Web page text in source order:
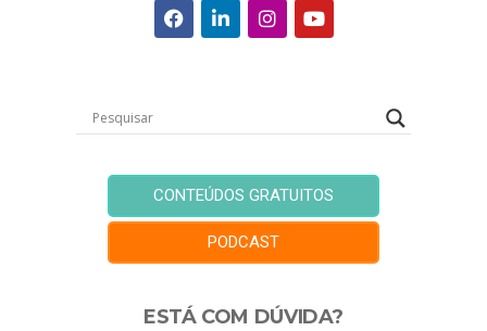
CONTEÚDOS GRATUITOS
PODCAST
ESTÁ COM DÚVIDA?